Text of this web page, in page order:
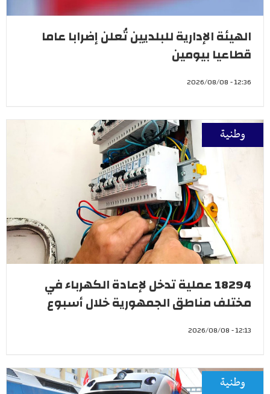
الهيئة الإدارية للبلديين تُعلن إضرابا عاما
قطاعيا بيومين
12:36 - 2026/08/08
وطنية
18294 عملية تدخل لإعادة الكهرباء في
مختلف مناطق الجمهورية خلال أسبوع
12:13 - 2026/08/08
وطنية